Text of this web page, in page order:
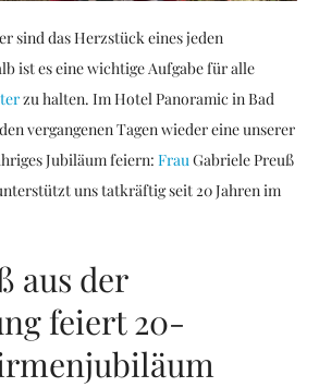
sind das Herzstück eines jeden
ist es eine wichtige Aufgabe für alle
zu halten. Im Hotel Panoramic in Bad
vergangenen Tagen wieder eine unserer
Jubiläum feiern: FrauGabriele Preuß
uns tatkräftig seit 20 Jahren im
aus der
feiert 20-